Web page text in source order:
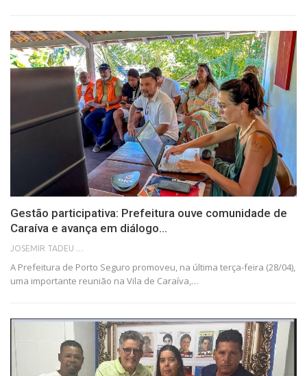
Gestão participativa: Prefeitura ouve comunidade de
Caraíva e avança em diálogo…
JOSEMIR TADEU FONSECA
A Prefeitura de Porto Seguro promoveu, na última terça-feira (28/04),
uma importante reunião na Vila de Caraíva,…